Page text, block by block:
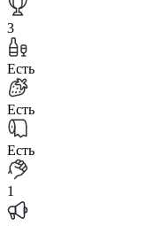
3
Есть
Есть
Есть
1